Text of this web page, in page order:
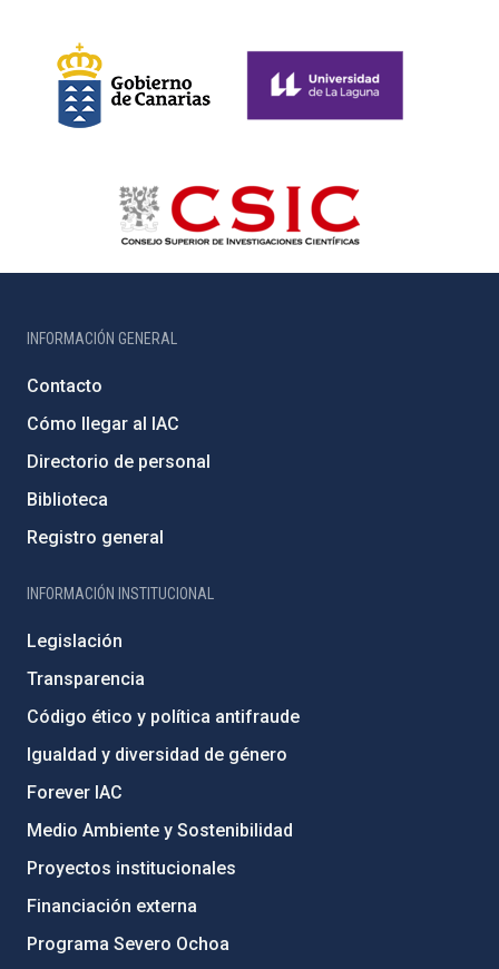
INFORMACIÓN GENERAL
Contacto
Cómo llegar al IAC
Directorio de personal
Biblioteca
Registro general
INFORMACIÓN INSTITUCIONAL
Legislación
Transparencia
Código ético y política antifraude
Igualdad y diversidad de género
Forever IAC
Medio Ambiente y Sostenibilidad
Proyectos institucionales
Financiación externa
Programa Severo Ochoa